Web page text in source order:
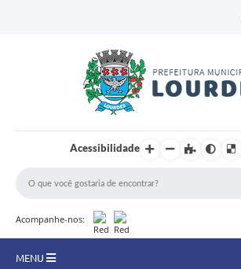
Acessibilidade
Acompanhe-nos:
MENU